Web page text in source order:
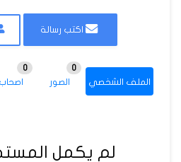
اكتب رسالة
الملف الشخصي الصور
0
اصحاب
0
لم يكمل